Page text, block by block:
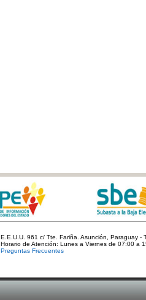
E.E.U.U. 961 c/ Tte. Fariña. Asunción, Paraguay -
Horario de Atención: Lunes a Viernes de 07:00 a
Preguntas Frecuentes